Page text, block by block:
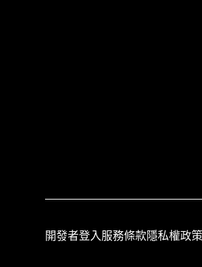
開發者登入服務條款隱私權政策